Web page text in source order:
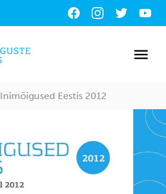
Jälgi
Inimõigused Eestis 2012